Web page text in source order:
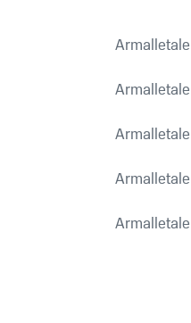
Armalletale
Armalletale
Armalletale
Armalletale
Armalletale